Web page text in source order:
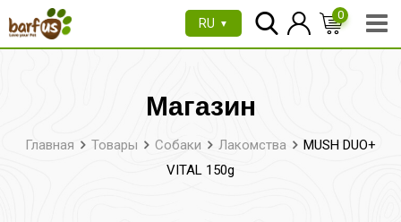
Перейти
RU ▼
0
Магазин
Главная Товары Собаки Лакомства
MUSH DUO+
VITAL 150g